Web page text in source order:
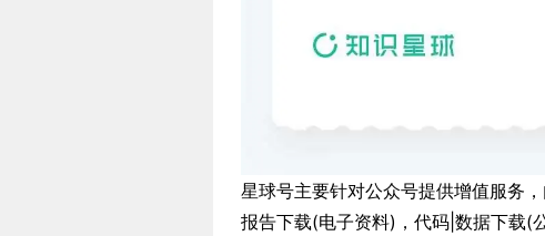
星球号主要针对公众号提供增值服务
报告下载(电子资料)，代码|数据下载(